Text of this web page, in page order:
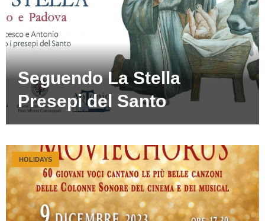
Seguendo La Stella
Presepi del Santo
HOLIDAYS